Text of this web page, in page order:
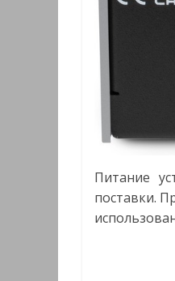
Питание
поставки.